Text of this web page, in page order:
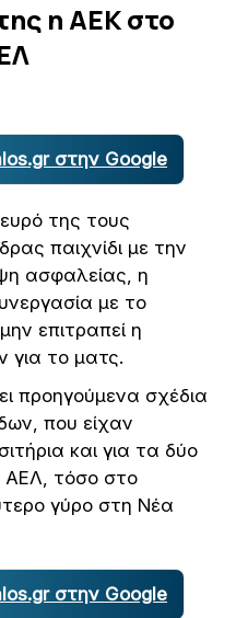
η ΑΕΚ στο
στην Google
της τους
παιχνίδι με την
ασφαλείας, η
με το
επιτραπεί η
για το ματς.
προηγούμενα σχέδια
που είχαν
και για τα δύο
ΑΕΛ, τόσο στο
γύρο στη Νέα
στην Google